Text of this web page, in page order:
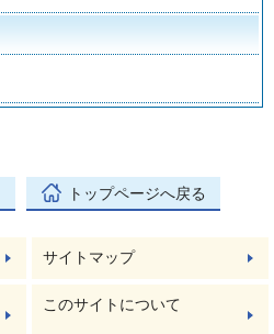
トップページへ戻る
サイトマップ
このサイトについて